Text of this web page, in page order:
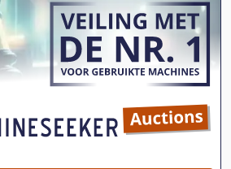
maximaal 10 bar
luchtstroom liter 7 min 3000 Voor
gegevensblad kunt u gerust
Dwjdpswcm Hijfx Ailsa